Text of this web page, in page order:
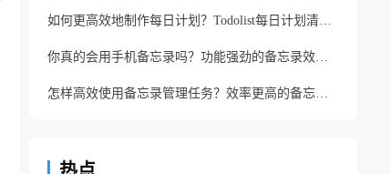
如何更高效地制作每日计划？Todolist每日计划清单制作方法
你真的会用手机备忘录吗？功能强劲的备忘录效率工具
怎样高效使用备忘录管理任务？效率更高的备忘录app